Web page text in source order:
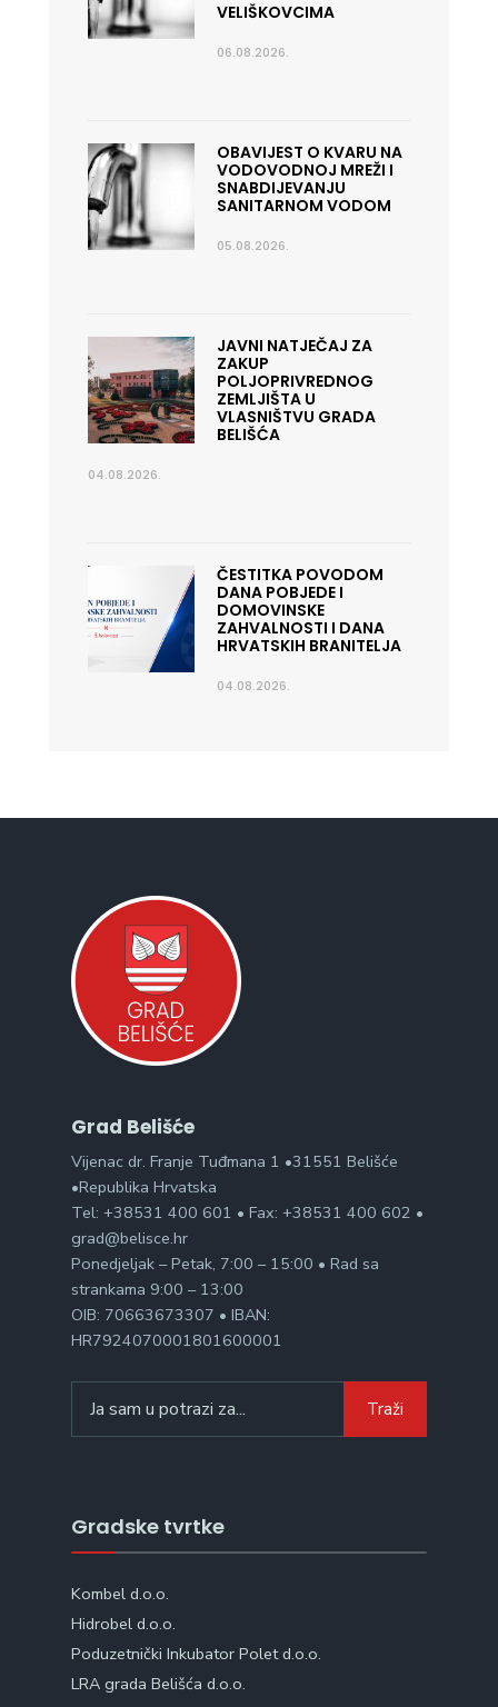
VELIŠKOVCIMA
06.08.2026.
OBAVIJEST O KVARU NA
VODOVODNOJ MREŽI I
SNABDIJEVANJU
SANITARNOM VODOM
05.08.2026.
JAVNI NATJEČAJ ZA
ZAKUP
POLJOPRIVREDNOG
ZEMLJIŠTA U
VLASNIŠTVU GRADA
BELIŠĆA
04.08.2026.
ČESTITKA POVODOM
DANA POBJEDE I
DOMOVINSKE
ZAHVALNOSTI I DANA
HRVATSKIH BRANITELJA
04.08.2026.
Grad Belišće
Vijenac dr. Franje Tuđmana 1 •31551 Belišće
•Republika Hrvatska
Tel: +38531 400 601 • Fax: +38531 400 602 •
grad@belisce.hr
Ponedjeljak – Petak, 7:00 – 15:00 • Rad sa
strankama 9:00 – 13:00
OIB: 70663673307 • IBAN:
HR7924070001801600001
for:
Traži
Gradske tvrtke
Kombel d.o.o.
Hidrobel d.o.o.
Poduzetnički Inkubator Polet d.o.o.
LRA grada Belišća d.o.o.